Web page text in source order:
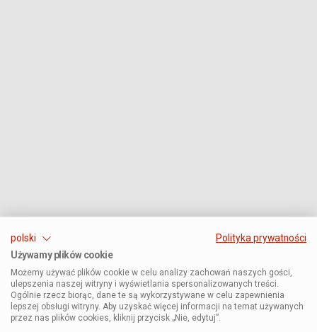
polski
Polityka prywatności
Używamy plików cookie
Możemy używać plików cookie w celu analizy zachowań naszych gości,
ulepszenia naszej witryny i wyświetlania spersonalizowanych treści.
Ogólnie rzecz biorąc, dane te są wykorzystywane w celu zapewnienia
lepszej obsługi witryny. Aby uzyskać więcej informacji na temat używanych
przez nas plików cookies, kliknij przycisk „Nie, edytuj”.